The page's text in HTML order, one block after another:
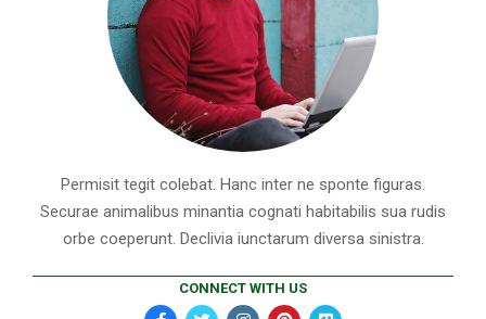
Permisit tegit colebat. Hanc inter ne sponte figuras.
Securae animalibus minantia cognati habitabilis sua rudis
orbe coeperunt. Declivia iunctarum diversa sinistra.
CONNECT WITH US